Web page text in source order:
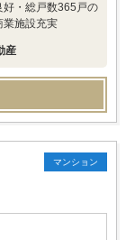
好・総戸数365戸の
業施設充実
産
マンション